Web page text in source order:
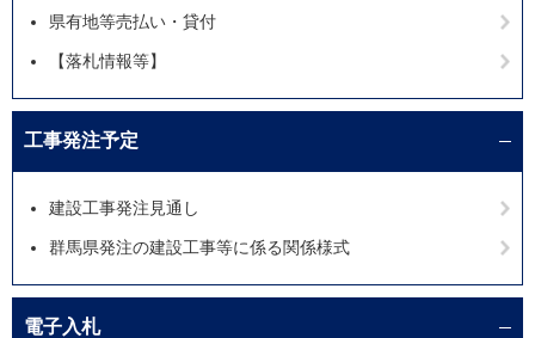
県有地等売払い・貸付
【落札情報等】
工事発注予定
建設工事発注見通し
群馬県発注の建設工事等に係る関係様式
電子入札